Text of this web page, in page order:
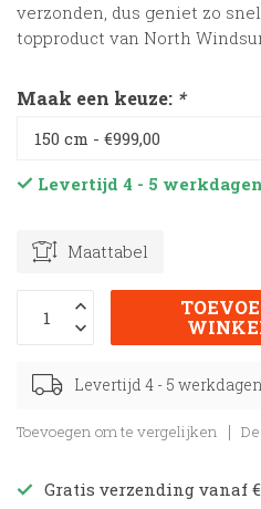
verzonden, dus geniet zo
topproduct van North
Maak een keuze: *
Levertijd 4 - 5 werkdagen
Maattabel
Levertijd 4 - 5 werkdagen
Toevoegen om te vergelijken
Gratis verzending vanaf €